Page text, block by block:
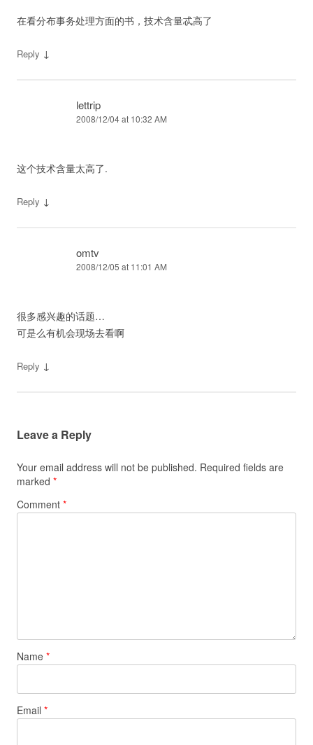
在看分布事务处理方面的书，技术含量忒高了
Reply ↓
lettrip
2008/12/04 at 10:32 AM
这个技术含量太高了.
Reply ↓
omtv
2008/12/05 at 11:01 AM
很多感兴趣的话题…
可是么有机会现场去看啊
Reply ↓
Leave a Reply
Your email address will not be published. Required fields are
marked *
Comment *
Name *
Email *